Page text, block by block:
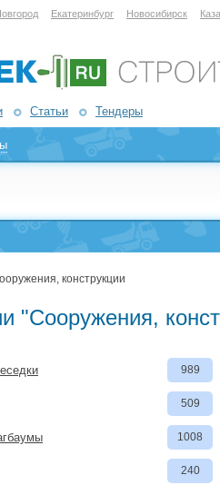
Екатеринбург Новосибирск
Статьи Тендеры
конструкции
"Сооружения,
989
509
1008
240